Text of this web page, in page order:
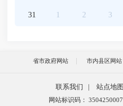
31 1 2 3
省市政府网站 市内县区网站
联系我们 站点地图
网站标识码： 3504250007